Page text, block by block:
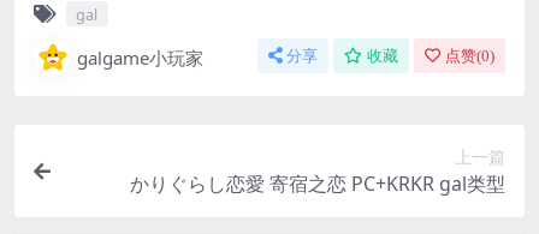
gal
galgame小玩家 分享 收藏 点赞(0)
上一篇
かりぐらし恋愛 寄宿之恋 PC+KRKR gal类型